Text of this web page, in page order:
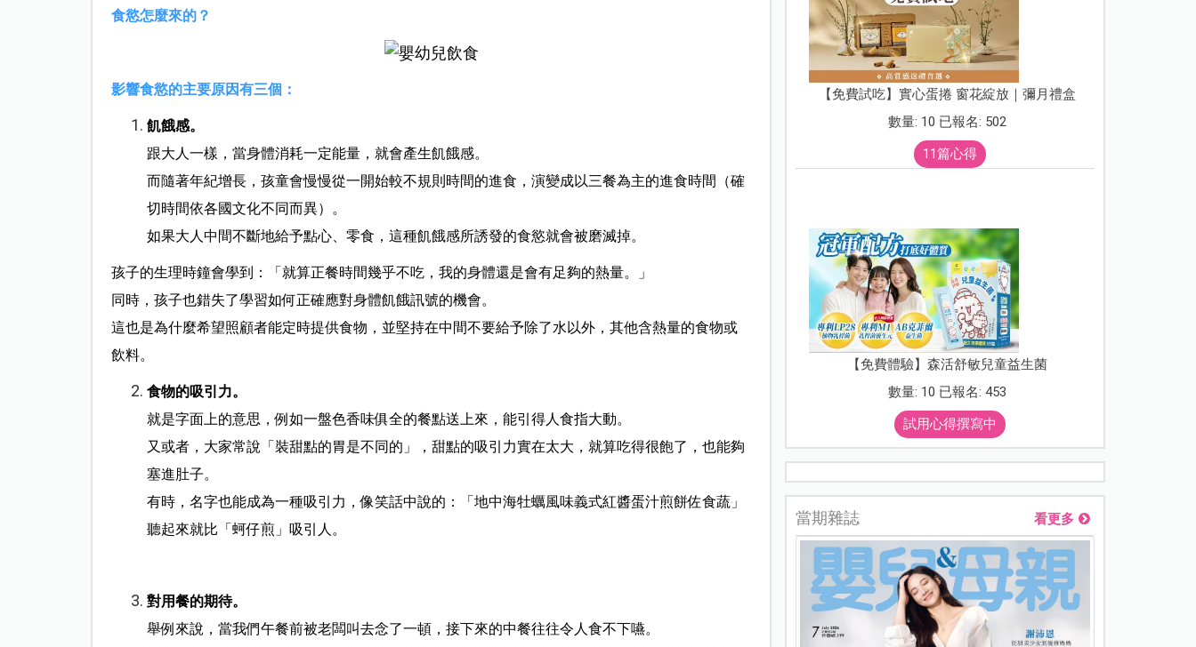
食慾怎麼來的？
影響食慾的主要原因有三個：
飢餓感。
跟大人一樣，當身體消耗一定能量，就會產生飢餓感。
而隨著年紀增長，孩童會慢慢從一開始較不規則時間的進食，演變成以三餐為主的進食時間（確
切時間依各國文化不同而異）。
如果大人中間不斷地給予點心、零食，這種飢餓感所誘發的食慾就會被磨滅掉。
孩子的生理時鐘會學到：「就算正餐時間幾乎不吃，我的身體還是會有足夠的熱量。」
同時，孩子也錯失了學習如何正確應對身體飢餓訊號的機會。
這也是為什麼希望照顧者能定時提供食物，並堅持在中間不要給予除了水以外，其他含熱量的食物或
飲料。
食物的吸引力。
就是字面上的意思，例如一盤色香味俱全的餐點送上來，能引得人食指大動。
又或者，大家常說「裝甜點的胃是不同的」，甜點的吸引力實在太大，就算吃得很飽了，也能夠
塞進肚子。
有時，名字也能成為一種吸引力，像笑話中說的：「地中海牡蠣風味義式紅醬蛋汁煎餅佐食蔬」
聽起來就比「蚵仔煎」吸引人。
對用餐的期待。
舉例來說，當我們午餐前被老闆叫去念了一頓，接下來的中餐往往令人食不下嚥。
【免費試吃】實心蛋捲 窗花綻放｜彌月禮盒
數量: 10 已報名: 502
11篇心得
【免費體驗】森活舒敏兒童益生菌
數量: 10 已報名: 453
試用心得撰寫中
當期雜誌 看更多